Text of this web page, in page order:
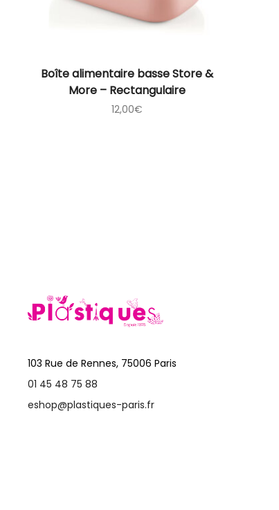
Boîte alimentaire basse Store &
More – Rectangulaire
12,00€
103 Rue de Rennes, 75006 Paris
01 45 48 75 88
eshop@plastiques-paris.fr